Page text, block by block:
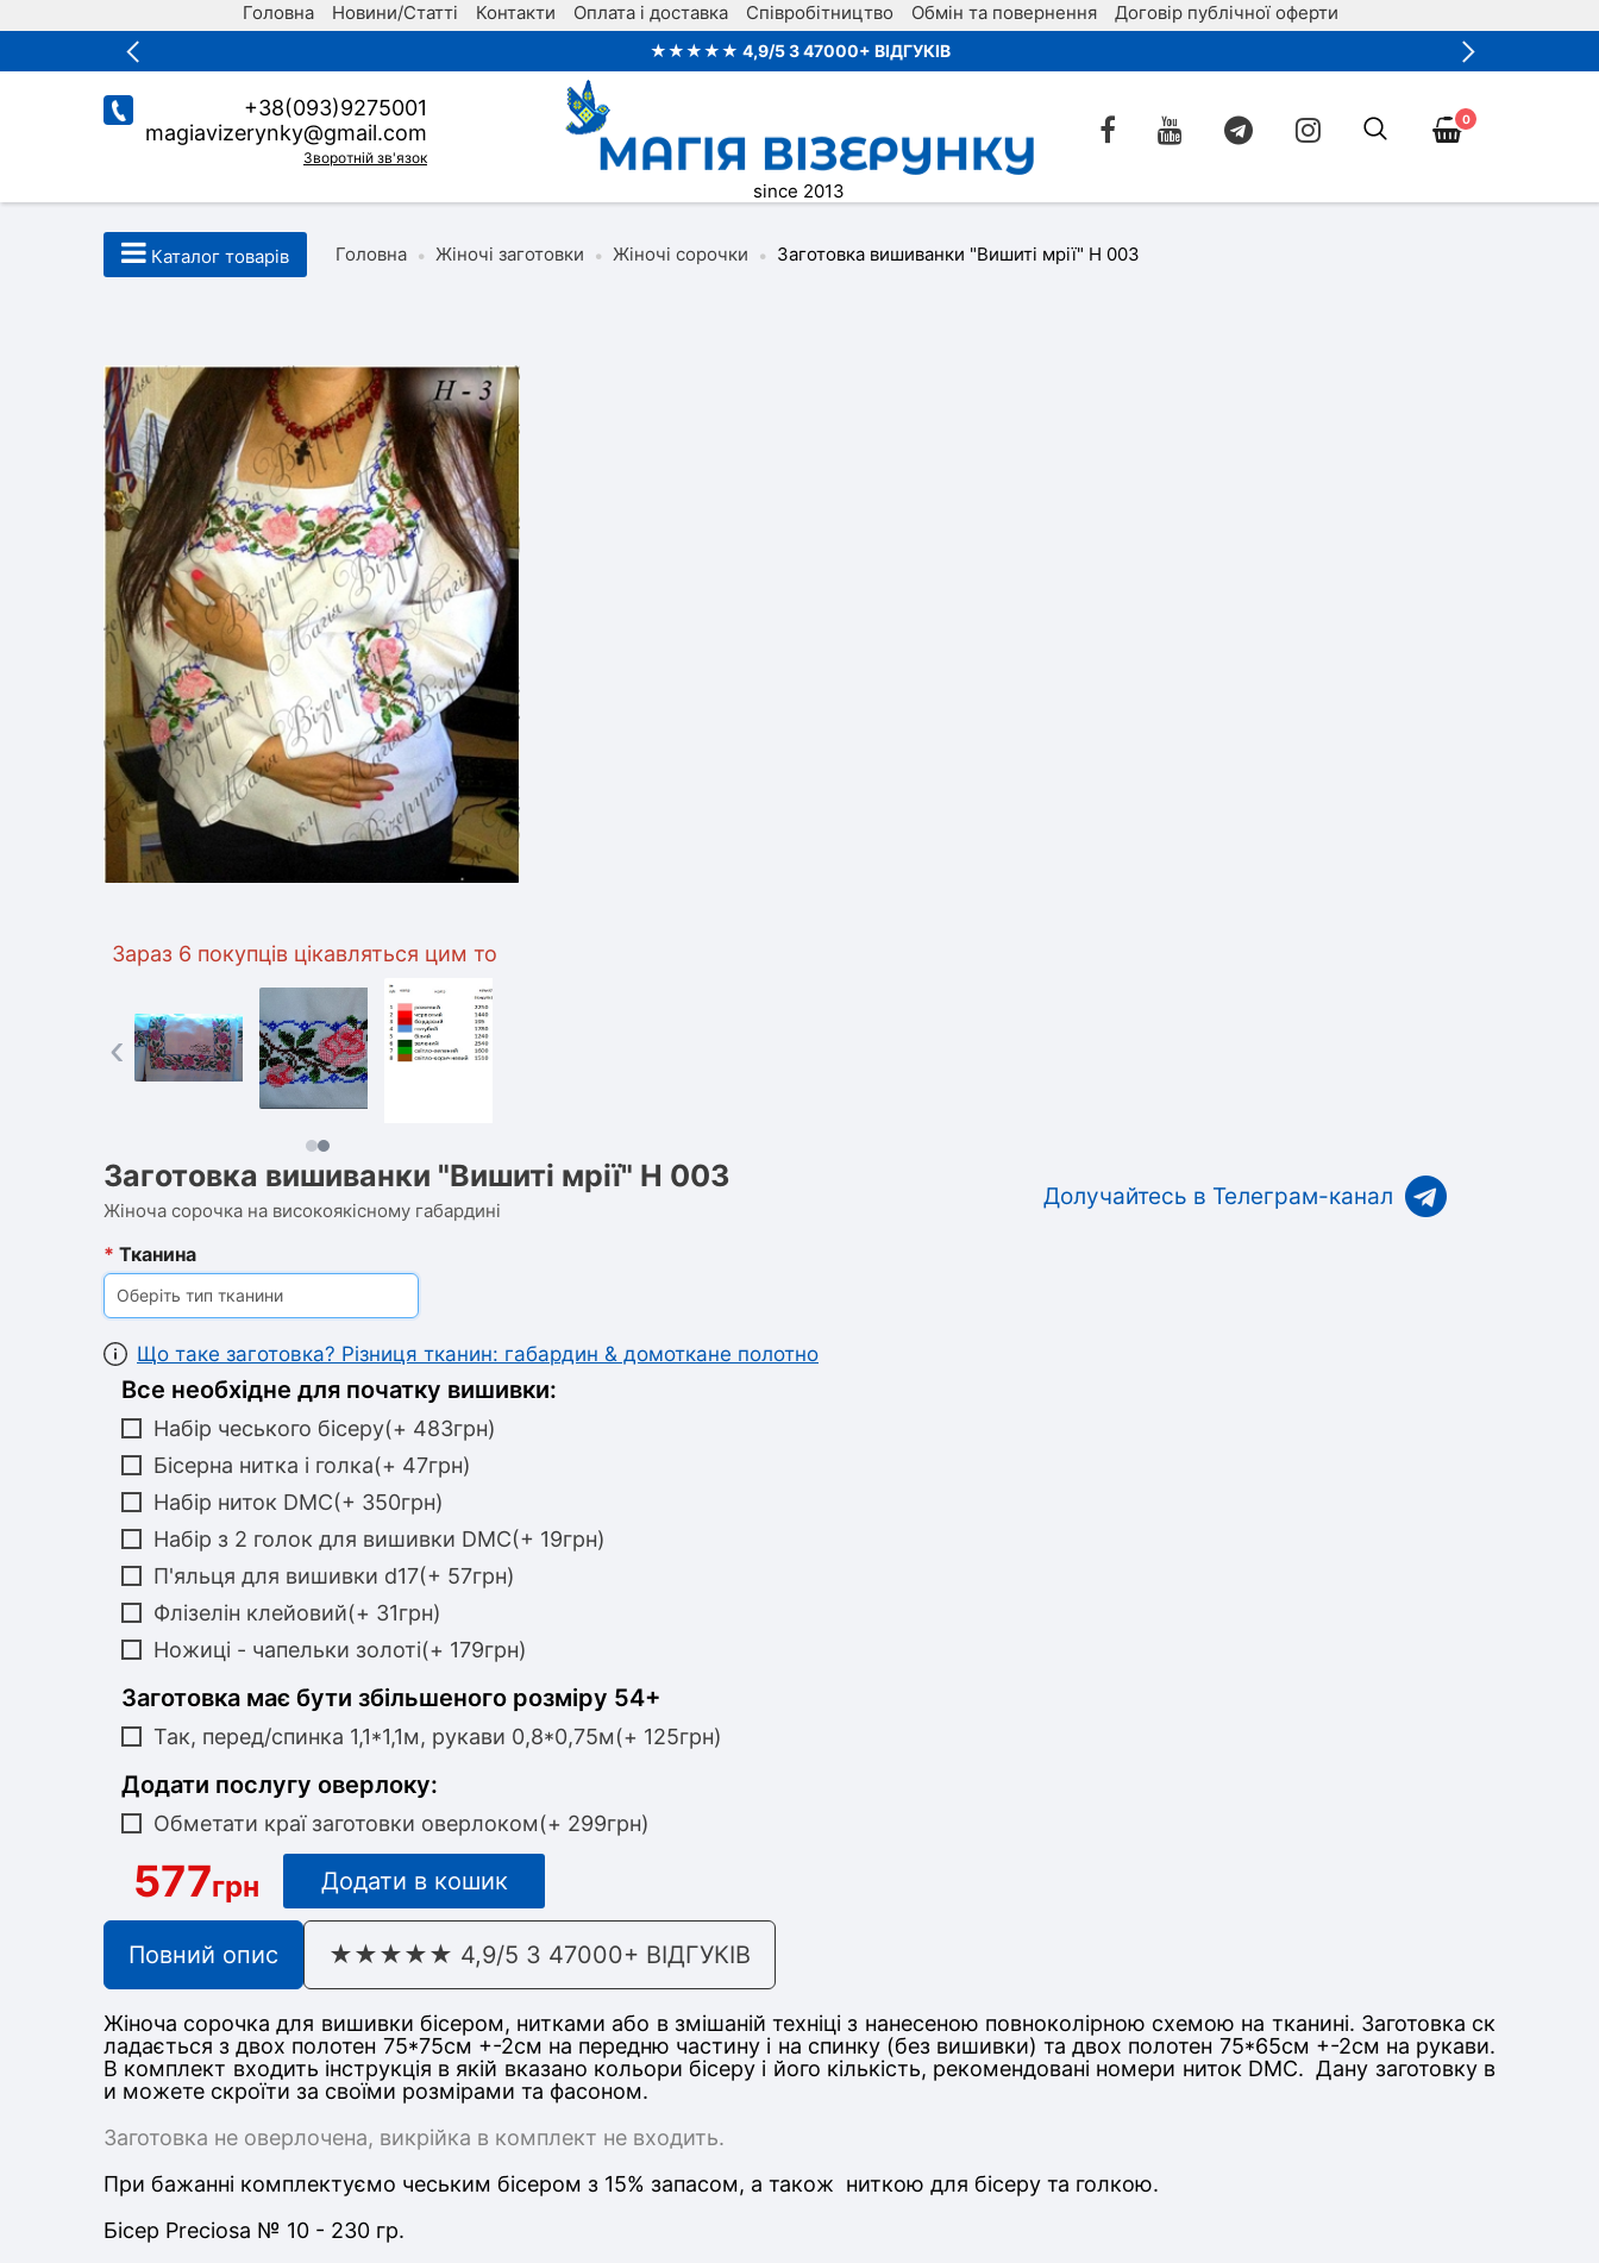
Головна Новини/Статті Контакти Оплата і доставка Співробітництво Обмін та повернення Договір публічної оферти
★★★★★ 4,9/5 З 47000+ ВІДГУКІВ
+38(093)9275001
magiavizerynky@gmail.com
Зворотній зв'язок
0
since 2013
Каталог товарів Головна • Жіночі заготовки • Жіночі сорочки • Заготовка вишиванки "Вишиті мрії" Н 003
6 покупців цікавляться цим товаром
‹
Заготовка вишиванки "Вишиті мрії" Н 003
Жіноча сорочка на високоякісному габардині
* Тканина
Оберіть тип тканини
Що таке заготовка? Різниця тканин: габардин & домоткане полотно
Все необхідне для початку вишивки:
Набір чеського бісеру(+ 483грн)
Бісерна нитка і голка(+ 47грн)
Набір ниток DMC(+ 350грн)
Набір з 2 голок для вишивки DMC(+ 19грн)
П'яльця для вишивки d17(+ 57грн)
Флізелін клейовий(+ 31грн)
Ножиці - чапельки золоті(+ 179грн)
Заготовка має бути збільшеного розміру 54+
Так, перед/спинка 1,1*1,1м, рукави 0,8*0,75м(+ 125грн)
Додати послугу оверлоку:
Обметати краї заготовки оверлоком(+ 299грн)
577грн Додати в кошик
Долучайтесь в Телеграм-канал
Повний опис ★★★★★ 4,9/5 З 47000+ ВІДГУКІВ
Жіноча сорочка для вишивки бісером, нитками або в змішаній техніці з нанесеною повноколірною схемою на тканині. Заготовка ск
ладається з двох полотен 75*75см +-2см на передню частину і на спинку (без вишивки) та двох полотен 75*65см +-2см на рукави.
В комплект входить інструкція в якій вказано кольори бісеру і його кількість, рекомендовані номери ниток DMC. Дану заготовку в
и можете скроїти за своїми розмірами та фасоном.
Заготовка не оверлочена, викрійка в комплект не входить.
При бажанні комплектуємо чеським бісером з 15% запасом, а також ниткою для бісеру та голкою.
Бісер Preciosa № 10 - 230 гр.